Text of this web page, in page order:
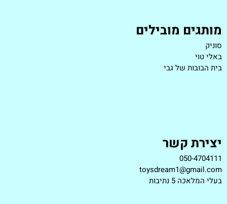
מותגים מובילים
סוניק
באלי טוי
בית הבובות של גבי
יצירת קשר
050-4704111
toysdream1@gmail.com
בעלי המלאכה 5 נתיבות